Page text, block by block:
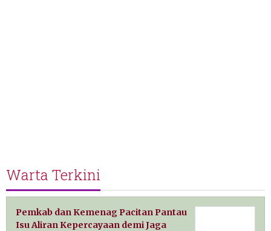
Warta Terkini
Pemkab dan Kemenag Pacitan Pantau
Isu Aliran Kepercayaan demi Jaga